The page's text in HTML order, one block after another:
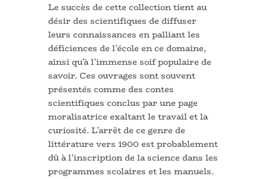
Le succès de cette collection tient au
désir des scientifiques de diffuser
leurs connaissances en palliant les
déficiences de l’école en ce domaine,
ainsi qu’à l’immense soif populaire de
savoir. Ces ouvrages sont souvent
présentés comme des contes
scientifiques conclus par une page
moralisatrice exaltant le travail et la
curiosité. L’arrêt de ce genre de
littérature vers 1900 est probablement
dû à l’inscription de la science dans les
programmes scolaires et les manuels.